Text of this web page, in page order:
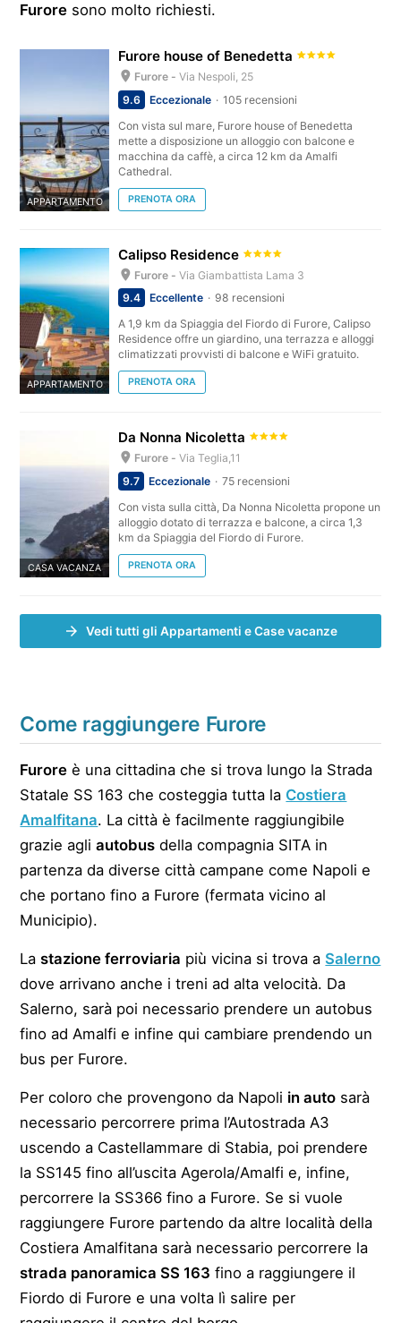
Furore sono molto richiesti.
APPARTAMENTO
Furore house of Benedetta
Furore -Via Nespoli, 25
9.6
Eccezionale
105 recensioni
Con vista sul mare, Furore house of Benedetta
mette a disposizione un alloggio con balcone e
macchina da caffè, a circa 12 km da Amalfi
Cathedral.
PRENOTA ORA
APPARTAMENTO
Calipso Residence
Furore -Via Giambattista Lama 3
9.4
Eccellente
98 recensioni
A 1,9 km da Spiaggia del Fiordo di Furore, Calipso
Residence offre un giardino, una terrazza e alloggi
climatizzati provvisti di balcone e WiFi gratuito.
PRENOTA ORA
CASA VACANZA
Da Nonna Nicoletta
Furore -Via Teglia,11
9.7
Eccezionale
75 recensioni
Con vista sulla città, Da Nonna Nicoletta propone un
alloggio dotato di terrazza e balcone, a circa 1,3
km da Spiaggia del Fiordo di Furore.
PRENOTA ORA
Vedi tutti gli Appartamenti e Case vacanze
Come raggiungere Furore
Furore è una cittadina che si trova lungo la Strada
Statale SS 163 che costeggia tutta la Costiera
Amalfitana. La città è facilmente raggiungibile
grazie agliautobus della compagnia SITA in
partenza da diverse città campane come Napoli e
che portano fino a Furore (fermata vicino al
Municipio).
Lastazione ferroviaria più vicina si trova aSalerno
dove arrivano anche i treni ad alta velocità. Da
Salerno, sarà poi necessario prendere un autobus
fino ad Amalfi e infine qui cambiare prendendo un
bus per Furore.
Per coloro che provengono da Napoli in auto sarà
necessario percorrere prima l’Autostrada A3
uscendo a Castellammare di Stabia, poi prendere
la SS145 fino all’uscita Agerola/Amalfi e, infine,
percorrere la SS366 fino a Furore. Se si vuole
raggiungere Furore partendo da altre località della
Costiera Amalfitana sarà necessario percorrere la
strada panoramica SS 163 fino a raggiungere il
Fiordo di Furore e una volta lì salire per